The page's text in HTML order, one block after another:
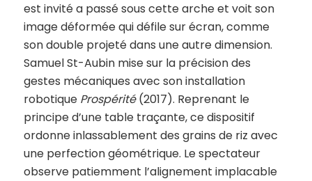
est invité a passé sous cette arche et voit son
image déformée qui défile sur écran, comme
son double projeté dans une autre dimension.
Samuel St-Aubin mise sur la précision des
gestes mécaniques avec son installation
robotique Prospérité(2017). Reprenant le
principe d’une table traçante, ce dispositif
ordonne inlassablement des grains de riz avec
une perfection géométrique. Le spectateur
observe patiemment l’alignement implacable